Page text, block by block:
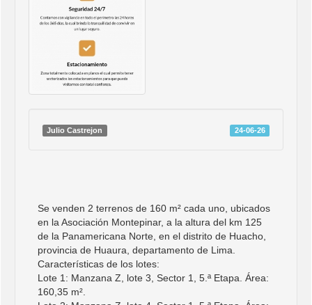
Julio Castrejon 24-06-26
Se venden 2 terrenos de 160 m² cada uno, ubicados
en la Asociación Montepinar, a la altura del km 125
de la Panamericana Norte, en el distrito de Huacho,
provincia de Huaura, departamento de Lima.
Características de los lotes:
Lote 1: Manzana Z, lote 3, Sector 1, 5.ª Etapa. Área:
160,35 m².